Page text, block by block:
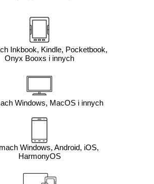
Inkbook, Kindle, Pocketbook,
Onyx Booxs i innych
Windows, MacOS i innych
Windows, Android, iOS,
HarmonyOS